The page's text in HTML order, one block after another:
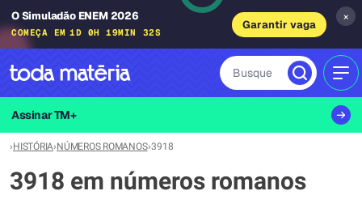
O Simuladão ENEM 2026
COMEÇA EM 1D 0H 19MIN 32S
Garantir vaga
×
Busque
Assinar TM+
›HISTÓRIA›NÚMEROS ROMANOS›3918
3918 em números romanos